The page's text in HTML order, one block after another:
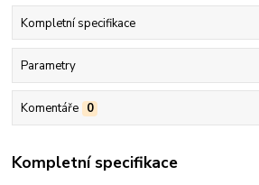
Kompletní specifikace
Parametry
Komentáře 0
Kompletní specifikace